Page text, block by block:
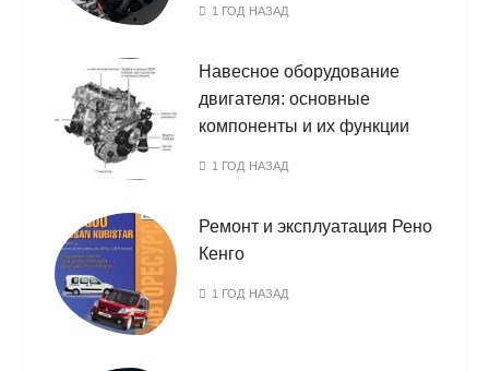
1 ГОД НАЗАД
Навесное оборудование
двигателя: основные
компоненты и их функции
1 ГОД НАЗАД
Ремонт и эксплуатация Рено
Кенго
1 ГОД НАЗАД